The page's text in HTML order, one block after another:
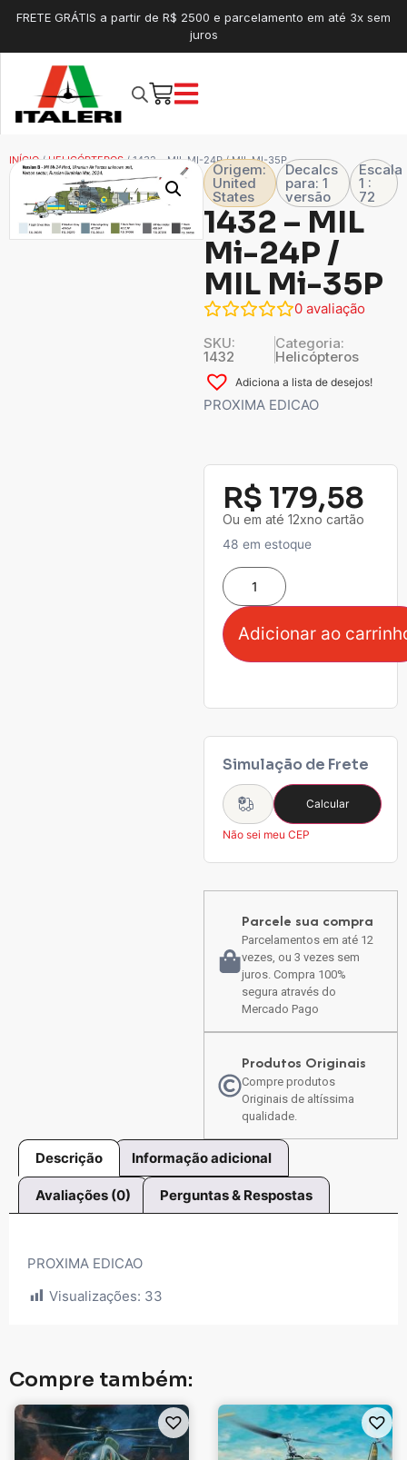
FRETE GRÁTIS a partir de R$ 2500 e parcelamento em até 3x sem
juros
INÍCIO/HELICÓPTEROS/ 1432 – MIL MI-24P / MIL MI-35P
Origem:
United
States
Decalcs
para: 1
versão
Escala
1 :
72
1432 – MIL
Mi-24P /
MIL Mi-35P
0 avaliação
SKU:
1432
Categoria:
Helicópteros
Adiciona a lista de desejos!
PROXIMA EDICAO
R$ 179,58
Ou em até 12xno cartão
48 em estoque
Adicionar ao
Simulação de Frete
Calcular
Não sei meu CEP
Parcele sua compra
Parcelamentos em até 12
vezes, ou 3 vezes sem
juros. Compra 100%
segura através do
Mercado Pago
Produtos Originais
Compre produtos
Originais de altíssima
qualidade.
Descrição Informação adicional
Avaliações (0) Perguntas & Respostas
PROXIMA EDICAO
Visualizações: 33
Compre também: